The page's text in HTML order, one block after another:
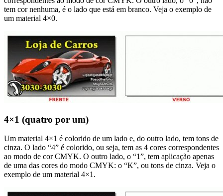
tem cor nenhuma, é o lado que está em branco. Veja o exemplo de
um material 4×0.
4×1 (quatro por um)
Um material 4×1 é colorido de um lado e, do outro lado, tem tons de
cinza. O lado “4” é colorido, ou seja, tem as 4 cores correspondentes
ao modo de cor CMYK. O outro lado, o “1”, tem aplicação apenas
de uma das cores do modo CMYK: o “K”, ou tons de cinza. Veja o
exemplo de um material 4×1.